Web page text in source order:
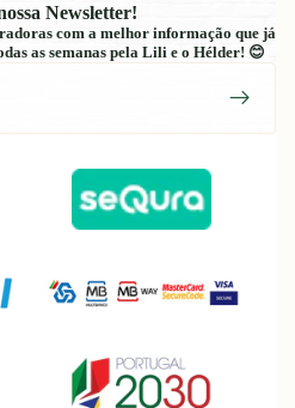
Newsletter!
com a melhor informação que já
as semanas pela Lili e o Hélder! 😊